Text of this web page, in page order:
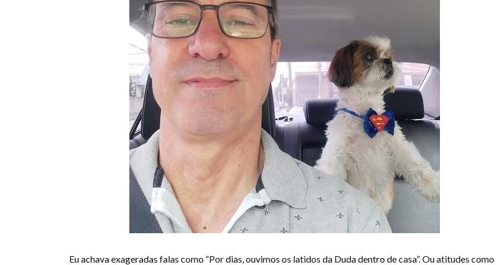
Eu achava exageradas falas como “Por dias, ouvimos os latidos da Duda dentro de casa”. Ou atitudes como